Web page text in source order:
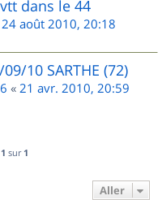
dans le 44
24 août 2010, 20:18
10 SARTHE (72)
« 21 avr. 2010, 20:59
1 sur 1
Aller